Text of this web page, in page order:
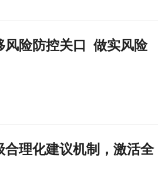
风险防控关口 做实风险
合理化建议机制，激活全